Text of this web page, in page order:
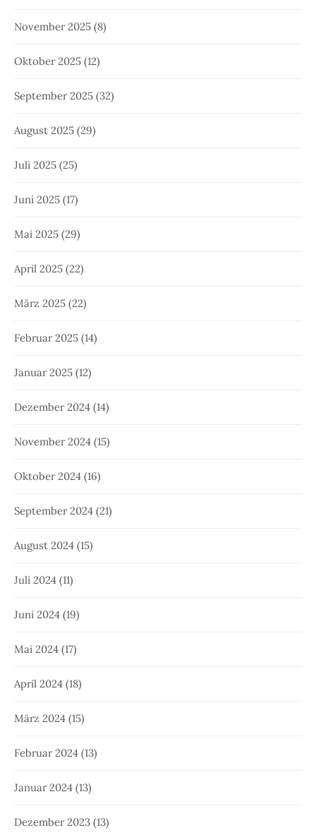
November 2025 (8)
Oktober 2025 (12)
September 2025 (32)
August 2025 (29)
Juli 2025 (25)
Juni 2025 (17)
Mai 2025 (29)
April 2025 (22)
März 2025 (22)
Februar 2025 (14)
Januar 2025 (12)
Dezember 2024 (14)
November 2024 (15)
Oktober 2024 (16)
September 2024 (21)
August 2024 (15)
Juli 2024 (11)
Juni 2024 (19)
Mai 2024 (17)
April 2024 (18)
März 2024 (15)
Februar 2024 (13)
Januar 2024 (13)
Dezember 2023 (13)